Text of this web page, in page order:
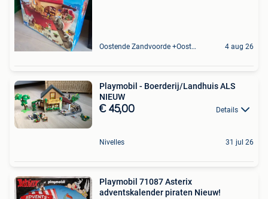
Oostende Zandvoorde +Oostende 4 aug 26
Playmobil - Boerderij/Landhuis ALS
NIEUW
€ 45,00 Details
Nivelles 31 jul 26
Playmobil 71087 Asterix
adventskalender piraten Nieuw!